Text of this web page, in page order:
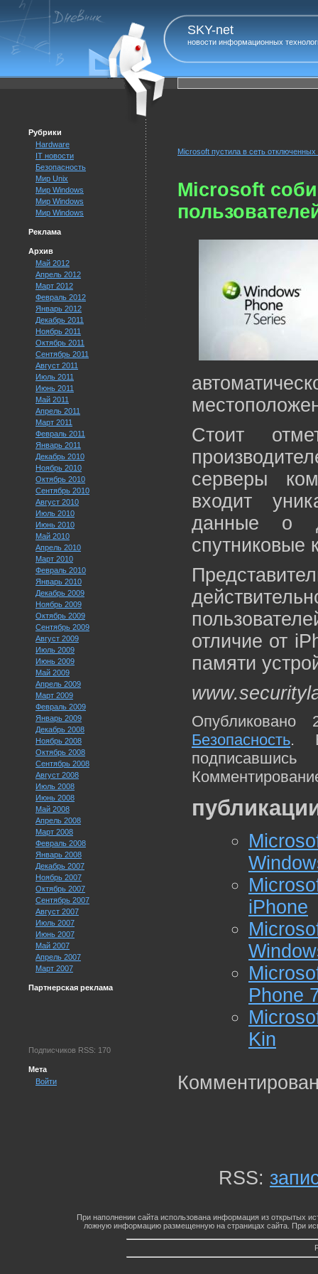
SKY-net
новости информационных
Рубрики
Hardware
IT новости
Безопасность
Мир Unix
Мир Windows
Мир Windows
Мир Windows
Реклама
Архив
Май 2012
Апрель 2012
Март 2012
Февраль 2012
Январь 2012
Декабрь 2011
Ноябрь 2011
Октябрь 2011
Сентябрь 2011
Август 2011
Июль 2011
Июнь 2011
Май 2011
Апрель 2011
Март 2011
Февраль 2011
Январь 2011
Декабрь 2010
Ноябрь 2010
Октябрь 2010
Сентябрь 2010
Август 2010
Июль 2010
Июнь 2010
Май 2010
Апрель 2010
Март 2010
Февраль 2010
Январь 2010
Декабрь 2009
Ноябрь 2009
Октябрь 2009
Сентябрь 2009
Август 2009
Июль 2009
Июнь 2009
Май 2009
Апрель 2009
Март 2009
Февраль 2009
Январь 2009
Декабрь 2008
Ноябрь 2008
Октябрь 2008
Сентябрь 2008
Август 2008
Июль 2008
Июнь 2008
Май 2008
Апрель 2008
Март 2008
Февраль 2008
Январь 2008
Декабрь 2007
Ноябрь 2007
Октябрь 2007
Сентябрь 2007
Август 2007
Июль 2007
Июнь 2007
Май 2007
Апрель 2007
Март 2007
Партнерская реклама
Подписчиков RSS: 170
Мета
Войти
Microsoft пустила в сеть отключенных
Microsoft
Стоит
серверы
входит
данные о
спутниковые
отличие от
памяти
Безопасность.
iPhone
Phone
Kin
RSS:
При наполнении сайта использована информация из открытых
ложную информацию размещенную на страницах сайта. При